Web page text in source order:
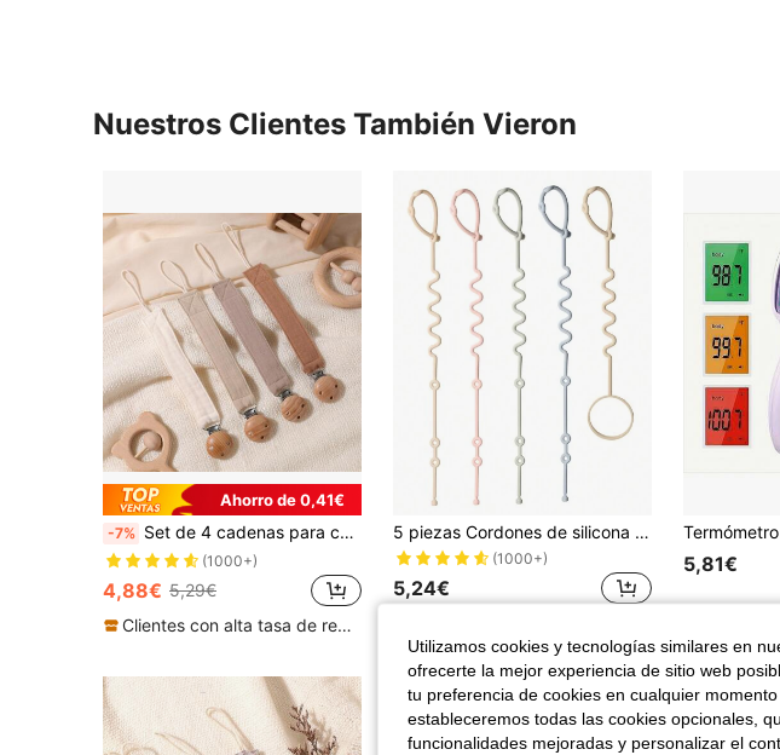
Nuestros Clientes También Vieron
Ahorro de 0,41€
-7% Set de 4 cadenas para chupetes de bebé, sujetadores de chupetes de moda y sujetadores de chupetes de madera de 3 agujeros, adecuados para niños y niñas, uso diario, regalo
(1000+)
4,88€ 5,29€
Clientes con alta tasa de repetición
5 piezas Cordones de silicona para bebé, Clips ajustables anti-pérdida para chupetes, Colgante ajustable para bebé, Adecuado para botellas, cochecitos, sillas altas y cunas
(1000+)
5,24€
5,81€
Utilizamos cookies y tecnologías similares en
ofrecerte la mejor experiencia de sitio web
tu preferencia de cookies en cualquier
estableceremos todas las cookies opcionales,
funcionalidades mejoradas y personalizar el